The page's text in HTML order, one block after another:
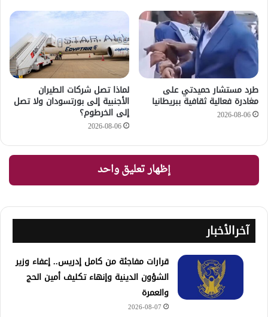
طرد مستشار حميدتي على
مغادرة فعالية ثقافية ببريطانيا
2026-08-06
لماذا تصل شركات الطيران
الأجنبية إلى بورتسودان ولا تصل
إلى الخرطوم؟
2026-08-06
إظهار تعليق واحد
آخرالأخبار
قرارات مفاجئة من كامل إدريس.. إعفاء وزير
الشؤون الدينية وإنهاء تكليف أمين الحج
والعمرة
2026-08-07